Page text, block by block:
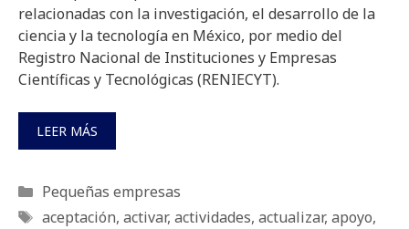
relacionadas con la investigación, el desarrollo de la
ciencia y la tecnología en México, por medio del
Registro Nacional de Instituciones y Empresas
Científicas y Tecnológicas (RENIECYT).
LEER MÁS
Categorías
Pequeñas empresas
Etiquetas
aceptación, activar, actividades, actualizar, apoyo,